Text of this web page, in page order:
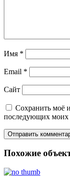
Имя *
Email *
Сайт
Сохранить моё
последующих моих
Похожие